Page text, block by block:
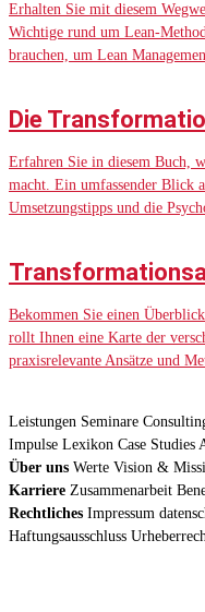
Erhalten Sie mit diesem
Wichtige rund um Lean-
brauchen, um Lean
Die
Erfahren Sie in diesem Buch,
macht. Ein umfassender Blick
Umsetzungstipps und die
Bekommen Sie einen
rollt Ihnen eine Karte der
praxisrelevante Ansätze und
Leistungen Seminare
Impulse Lexikon Case Studies
Über uns Werte Vision &
Karriere Zusammenarbeit
Rechtliches Impressum
Haftungsausschluss